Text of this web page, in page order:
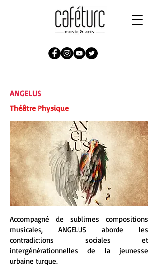
ANGELUS
Théâtre Physique
Accompagné de sublimes compositions
musicales, ANGELUS aborde les
contradictions sociales et
intergénérationnelles de la jeunesse
urbaine turque.